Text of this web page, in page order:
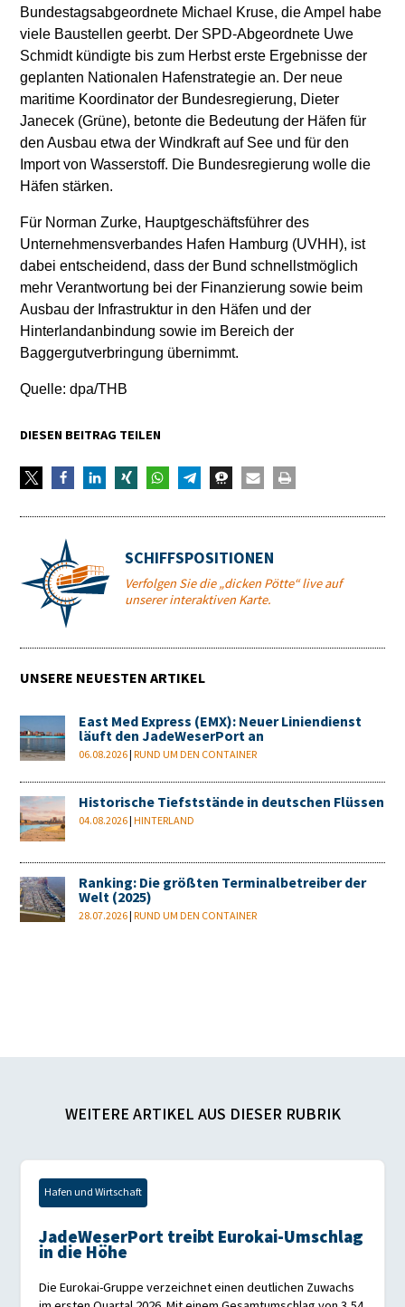
Bundestagsabgeordnete Michael Kruse, die Ampel habe
viele Baustellen geerbt. Der SPD-Abgeordnete Uwe
Schmidt kündigte bis zum Herbst erste Ergebnisse der
geplanten Nationalen Hafenstrategie an. Der neue
maritime Koordinator der Bundesregierung, Dieter
Janecek (Grüne), betonte die Bedeutung der Häfen für
den Ausbau etwa der Windkraft auf See und für den
Import von Wasserstoff. Die Bundesregierung wolle die
Häfen stärken.
Für Norman Zurke, Hauptgeschäftsführer des
Unternehmensverbandes Hafen Hamburg (UVHH), ist
dabei entscheidend, dass der Bund schnellstmöglich
mehr Verantwortung bei der Finanzierung sowie beim
Ausbau der Infrastruktur in den Häfen und der
Hinterlandanbindung sowie im Bereich der
Baggergutverbringung übernimmt.
Quelle: dpa/THB
DIESEN BEITRAG TEILEN
SCHIFFSPOSITIONEN
Verfolgen Sie die „dicken Pötte“ live auf
unserer interaktiven Karte.
UNSERE NEUESTEN ARTIKEL
East Med Express (EMX): Neuer Liniendienst
läuft den JadeWeserPort an
06.08.2026 |RUND UM DEN CONTAINER
Historische Tiefststände in deutschen Flüssen
04.08.2026 |HINTERLAND
Ranking: Die größten Terminalbetreiber der
Welt (2025)
28.07.2026 |RUND UM DEN CONTAINER
WEITERE ARTIKEL AUS DIESER RUBRIK
Hafen und Wirtschaft
JadeWeserPort treibt Eurokai-Umschlag
in die Höhe
Die Eurokai-Gruppe verzeichnet einen deutlichen Zuwachs